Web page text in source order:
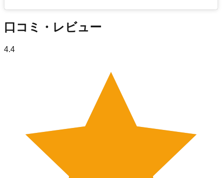
口コミ・レビュー
4.4